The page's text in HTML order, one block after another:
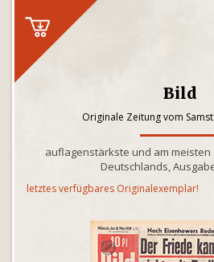
Bild
Originale Zeitung vom
auflagenstärkste und am
Deutschlands,
letztes verfügbares Originalexemplar!